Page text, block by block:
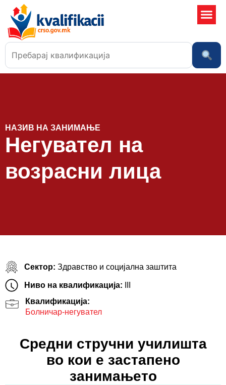
НАЗИВ НА ЗАНИМАЊЕ
Негувател на
возрасни лица
Сектор: Здравство и социјална заштита
Ниво на квалификација:
Квалификација:
Болничар-негувател
Средни стручни училишта
во кои е застапено
занимањето